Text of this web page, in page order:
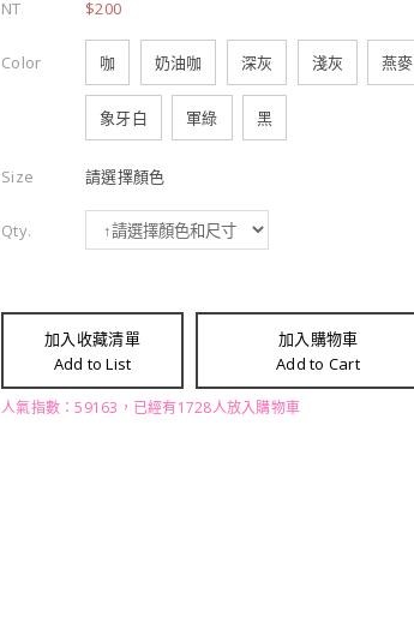
NT $200
Color 咖 奶油咖 深灰 淺灰 燕麥
象牙白 軍綠 黑
Size 請選擇顏色
Qty.
加入收藏清單
Add to List
加入購物車
Add to Cart
人氣指數：59163，已經有1728人放入購物車